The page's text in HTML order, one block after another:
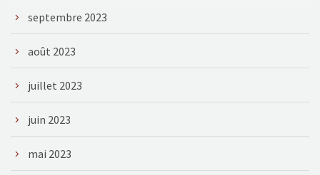
septembre 2023
août 2023
juillet 2023
juin 2023
mai 2023